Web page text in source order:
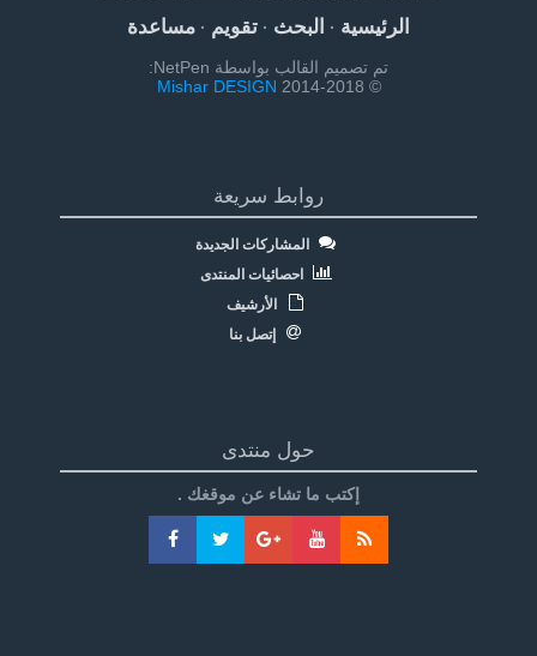
الرئيسية· البحث· تقويم· مساعدة
تم تصميم القالب بواسطة NetPen:
© 2014-2018
Mishar DESIGN
روابط سريعة
المشاركات الجديدة
احصائيات المنتدى
الأرشيف
إتصل بنا
حول منتدى
إكتب ما تشاء عن موقغك .